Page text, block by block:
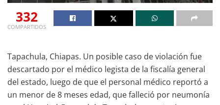
332
COMPARTIDOS
Tapachula, Chiapas. Un posible caso de violación fue
descartado por el médico legista de la fiscalía general
del estado, luego de que el personal médico reportó a
un menor de 8 meses edad, que falleció por neumonía